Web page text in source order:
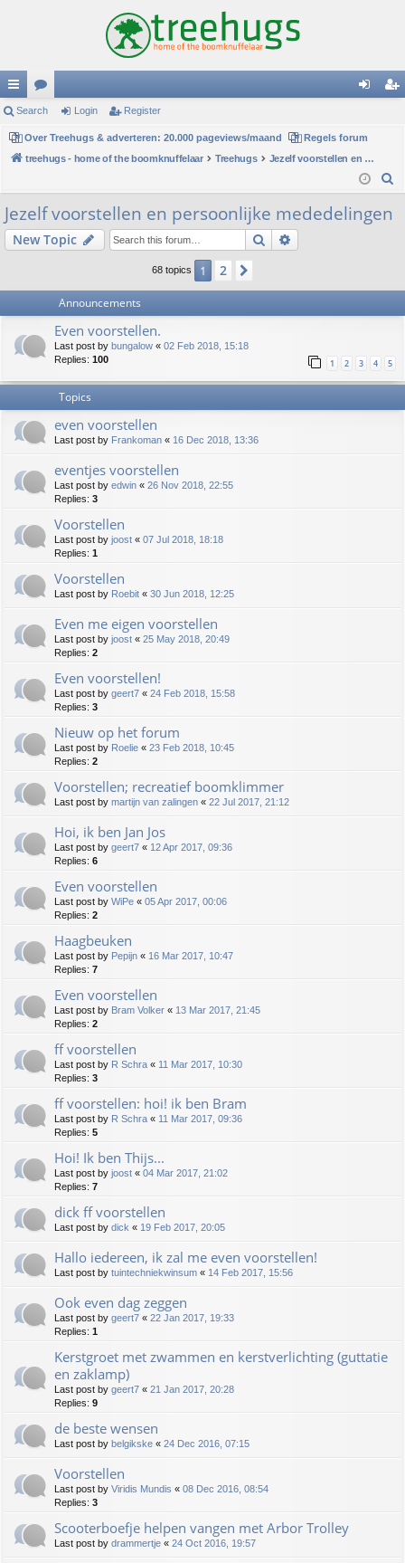
ui
ck
lin
ks
or
u
m
s
in
Search Login Register
Over Treehugs & adverteren: 20.000 pageviews/maand
Regels forum
treehugs - home of the boomknuffelaar
Treehugs
Jezelf voorstellen en persoonlijke mededelingen
Jezelf voorstellen en persoonlijke mededelingen
New Topic Search
68 topics 1 2
Announcements
Even voorstellen.
Last post by bungalow « 02 Feb 2018, 15:18
Replies: 100 1 2 3 4 5
Topics
even voorstellen
Last post by Frankoman « 16 Dec 2018, 13:36
eventjes voorstellen
Last post by edwin « 26 Nov 2018, 22:55
Replies: 3
Voorstellen
Last post by joost « 07 Jul 2018, 18:18
Replies: 1
Voorstellen
Last post by Roebit « 30 Jun 2018, 12:25
Even me eigen voorstellen
Last post by joost « 25 May 2018, 20:49
Replies: 2
Even voorstellen!
Last post by geert7 « 24 Feb 2018, 15:58
Replies: 3
Nieuw op het forum
Last post by Roelie « 23 Feb 2018, 10:45
Replies: 2
Voorstellen; recreatief boomklimmer
Last post by martijn van zalingen « 22 Jul 2017, 21:12
Hoi, ik ben Jan Jos
Last post by geert7 « 12 Apr 2017, 09:36
Replies: 6
Even voorstellen
Last post by WiPe « 05 Apr 2017, 00:06
Replies: 2
Haagbeuken
Last post by Pepijn « 16 Mar 2017, 10:47
Replies: 7
Even voorstellen
Last post by Bram Volker « 13 Mar 2017, 21:45
Replies: 2
ff voorstellen
Last post by R Schra « 11 Mar 2017, 10:30
Replies: 3
ff voorstellen: hoi! ik ben Bram
Last post by R Schra « 11 Mar 2017, 09:36
Replies: 5
Hoi! Ik ben Thijs...
Last post by joost « 04 Mar 2017, 21:02
Replies: 7
dick ff voorstellen
Last post by dick « 19 Feb 2017, 20:05
Hallo iedereen, ik zal me even voorstellen!
Last post by tuintechniekwinsum « 14 Feb 2017, 15:56
Ook even dag zeggen
Last post by geert7 « 22 Jan 2017, 19:33
Replies: 1
Kerstgroet met zwammen en kerstverlichting (guttatie
en zaklamp)
Last post by geert7 « 21 Jan 2017, 20:28
Replies: 9
de beste wensen
Last post by belgikske « 24 Dec 2016, 07:15
Voorstellen
Last post by Viridis Mundis « 08 Dec 2016, 08:54
Replies: 3
Scooterboefje helpen vangen met Arbor Trolley
Last post by drammertje « 24 Oct 2016, 19:57